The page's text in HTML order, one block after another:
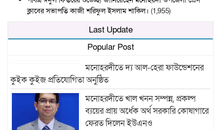
ক্লাবের সভাপতি কাজী শরিফুল ইসলাম শাকিল। (1,955)
Last Update
Popular Post
মনোহরদীতে দ্য আল-হেরা ফাউন্ডেশনের
কুইক কুইজ প্রতিযোগিতা অনুষ্ঠিত
মনোহরদীতে খাল খনন সম্পন্ন, প্রকল্প
ব্যয়ের প্রায় অর্ধেক অর্থ সরকারি কোষাগারে
ফেরত দিলেন ইউএনও